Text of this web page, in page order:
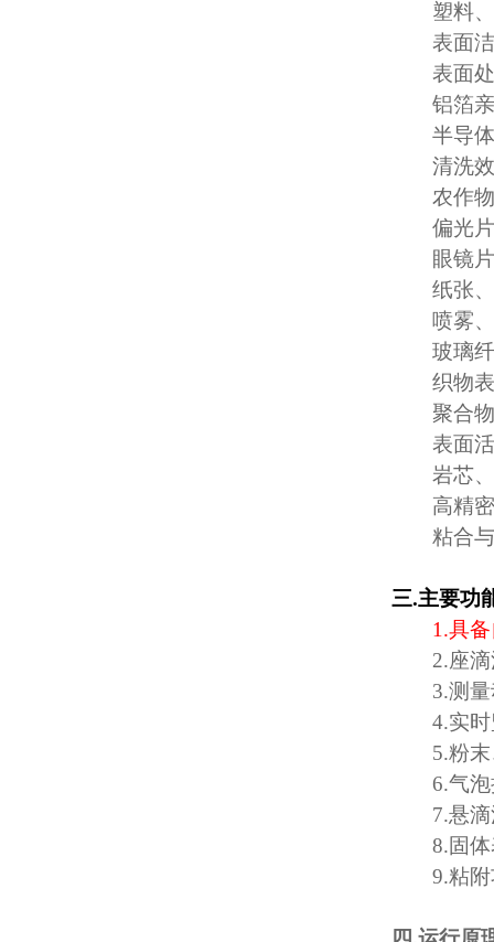
塑料
表面
表面
铝箔
半导
清洗
农作
偏光
眼镜
纸张
喷雾
玻璃
织物
聚合
表面
岩芯
高精
粘合
三.主要功
1.具
2.座
3.测
4.实
5.粉
6.气
7.悬
8.固
9.粘